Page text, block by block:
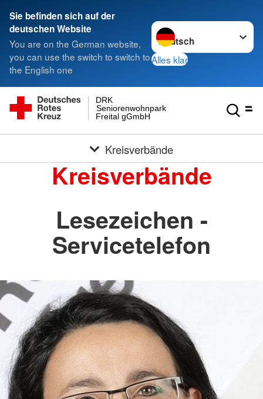
Sie befinden sich auf der
deutschen Website
You are on the German website,
you can use the switch to switch to
the English one
Sprache wechseln zu
Alles klar
Freital gGmbH
Seniorenwohnpark
DRK
Kreisverbände
Kreisverbände
Lesezeichen -
Servicetelefon